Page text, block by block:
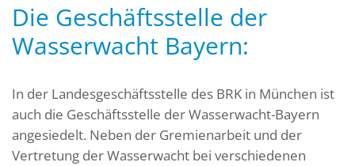
Die Geschäftsstelle der
Wasserwacht Bayern:
In der Landesgeschäftsstelle des BRK in München ist
auch die Geschäftsstelle der Wasserwacht-Bayern
angesiedelt. Neben der Gremienarbeit und der
Vertretung der Wasserwacht bei verschiedenen